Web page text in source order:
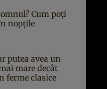
Cum poți
nopțile
putea avea un
mare decât
ferme clasice